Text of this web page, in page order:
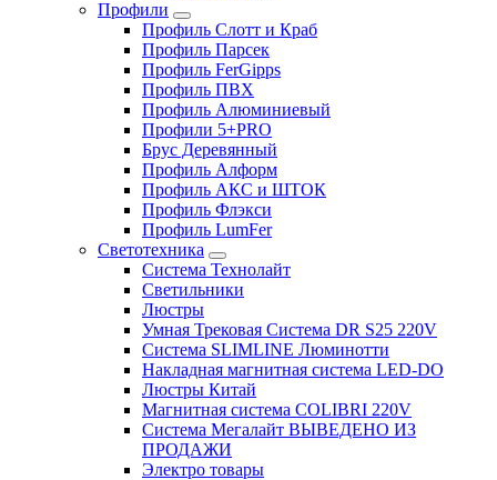
Профили
Профиль Слотт и Краб
Профиль Парсек
Профиль FerGipps
Профиль ПВХ
Профиль Алюминиевый
Профили 5+PRO
Брус Деревянный
Профиль Алформ
Профиль АКС и ШТОК
Профиль Флэкси
Профиль LumFer
Светотехника
Система Технолайт
Светильники
Люстры
Умная Трековая Система DR S25 220V
Система SLIMLINE Люминотти
Накладная магнитная система LED-DO
Люстры Китай
Магнитная система COLIBRI 220V
Система Мегалайт ВЫВЕДЕНО ИЗ
ПРОДАЖИ
Электро товары